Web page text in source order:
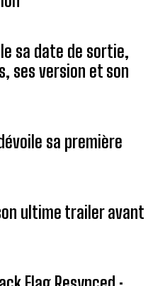
sa date de sortie,
ses version et son
sa première
ultime trailer avant